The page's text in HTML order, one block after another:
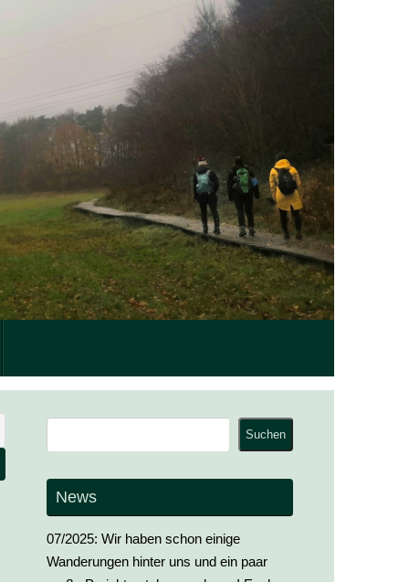
Suchen
News
07/2025: Wir haben schon einige
Wanderungen hinter uns und ein paar